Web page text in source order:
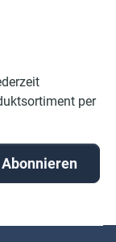
per
Abonnieren